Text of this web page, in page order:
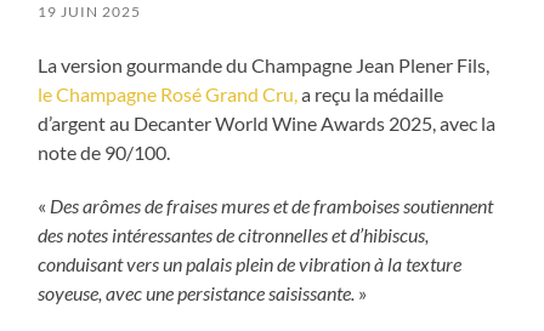
19 JUIN 2025
La version gourmande du Champagne Jean Plener Fils,
le Champagne Rosé Grand Cru, a reçu la médaille
d’argent au Decanter World Wine Awards 2025, avec la
note de 90/100.
« Des arômes de fraises mures et de framboises soutiennent
des notes intéressantes de citronnelles et d’hibiscus,
conduisant vers un palais plein de vibration à la texture
soyeuse, avec une persistance saisissante. »